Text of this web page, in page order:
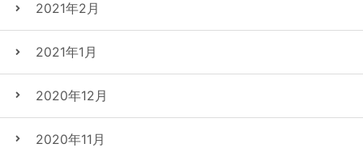
2021年2月
2021年1月
2020年12月
2020年11月